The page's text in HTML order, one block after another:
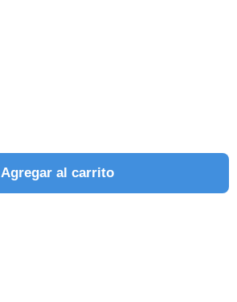
Agregar al carrito